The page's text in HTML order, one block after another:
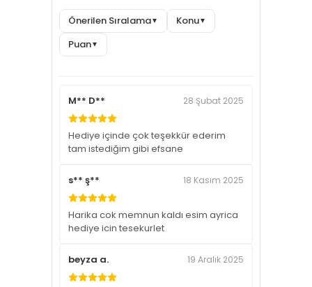
Önerilen Sıralama▼ Konu▼
Puan▼
M** D** 28 Şubat 2025
Hediye içinde çok teşekkür ederim
tam istediğim gibi efsane
s** ş** 18 Kasım 2025
Harika cok memnun kaldı esim ayrica
hediye icin tesekurlet
beyza a. 19 Aralık 2025